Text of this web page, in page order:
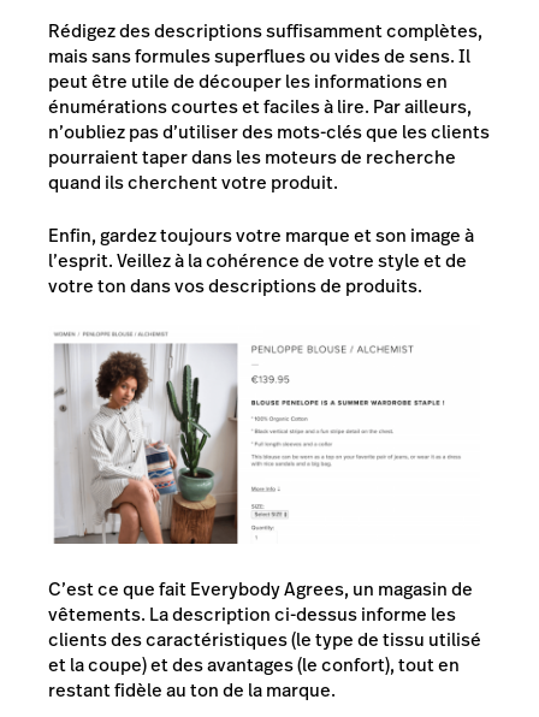
Rédigez des descriptions suffisamment complètes,
mais sans formules superflues ou vides de sens. Il
peut être utile de découper les informations en
énumérations courtes et faciles à lire. Par ailleurs,
n’oubliez pas d’utiliser des mots-clés que les clients
pourraient taper dans les moteurs de recherche
quand ils cherchent votre produit.
Enfin, gardez toujours votre marque et son image à
l’esprit. Veillez à la cohérence de votre style et de
votre ton dans vos descriptions de produits.
C’est ce que fait Everybody Agrees, un magasin de
vêtements. La description ci-dessus informe les
clients des caractéristiques (le type de tissu utilisé
et la coupe) et des avantages (le confort), tout en
restant fidèle au ton de la marque.